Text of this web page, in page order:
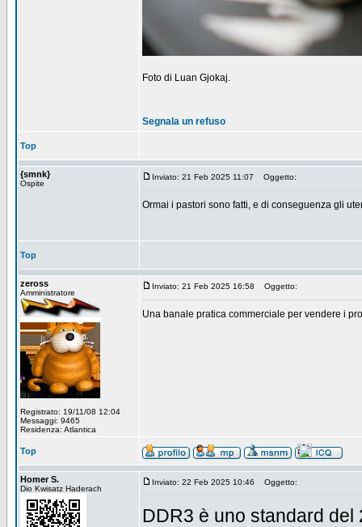
Foto di Luan Gjokaj.
Segnala un refuso
Top
{smnk}
Ospite
Inviato: 21 Feb 2025 11:07 Oggetto:
Ormai i pastori sono fatti, e di conseguenza gli
Top
zeross
Amministratore
Registrato: 19/11/08 12:04
Messaggi: 9465
Residenza: Atlantica
Inviato: 21 Feb 2025 16:58 Oggetto:
Una banale pratica commerciale per vendere i
Top
Homer S.
Dio Kwisatz Haderach
Inviato: 22 Feb 2025 10:46 Oggetto:
DDR3 è uno standard